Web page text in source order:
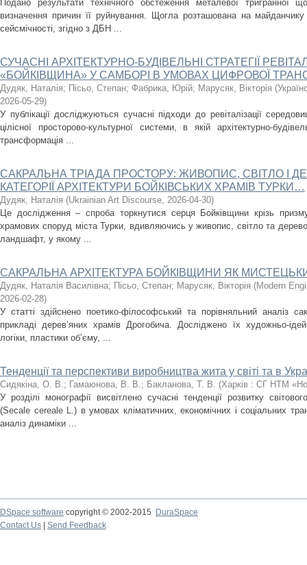
Подано результати технічного обстеження металевої
визначення причин її руйнування. Щогла розташована на
сейсмічності, згідно з ДБН ...
СУЧАСНІ АРХІТЕКТУРНО-БУДІВЕЛЬНІ СТРАТЕГІЇ
«БОЙКІВЩИНА» У САМБОРІ В УМОВАХ ЦИФРОВОЇ
Дудяк, Наталія; Пісьо, Степан; Фабрика, Юрій; Марусяк, Вікторія (
2026-05-29)
У публікації досліджуються сучасні підходи до ревіталізації
цілісної просторово-культурної системи, в якій архітектурно-
трансформація ...
САКРАЛЬНА ТРІАДА ПРОСТОРУ: ЖИВОПИС, СВІТЛО І
КАТЕГОРІЇ АРХІТЕКТУРИ БОЙКІВСЬКИХ ХРАМІВ ТУРКИ…
Дудяк, Наталія (Ukrainian Art Discourse, 2026-04-30)
Це дослідження – спроба торкнутися серця Бойківщини крізь призму
храмових споруд міста Турки, вдивляючись у живопис, світло та
ландшафт, у якому ...
САКРАЛЬНА АРХІТЕКТУРА БОЙКІВЩИНИ ЯК
Дудяк, Наталія Василівна; Пісьо, Степан; Марусяк, Вікторія (Modern
2026-02-28)
У статті здійснено поетико-філософський та порівняльний аналіз
прикладі дерев’яних храмів Дрогобича. Досліджено їх художньо-
логіки, пластики об’єму, ...
Тенденції та перспективи виробництва жита у світі та в
Сидякіна, О. В.; Гамаюнова, В. В.; Бакланова, Т. В. (Харків : СГ НТМ
У розділі монографії висвітлено сучасні тенденції розвитку
(Secale cereale L.) в умовах кліматичних, економічних і соціальних
аналіз динаміки ...
DSpace software copyright © 2002-2015
DuraSpace
Contact Us
Send Feedback